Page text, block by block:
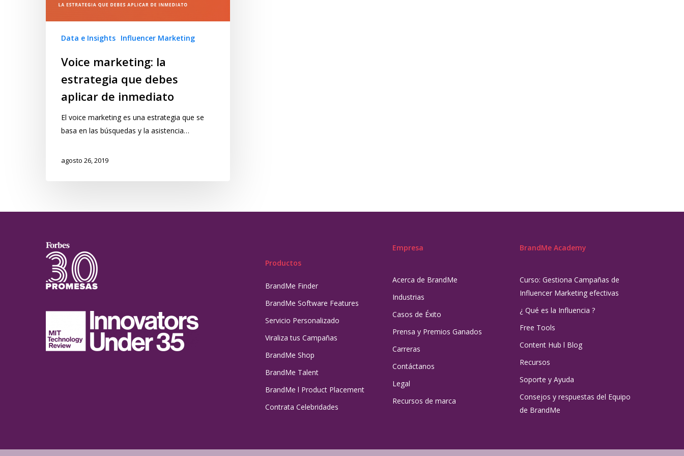
Data e Insights Influencer Marketing
Voice marketing: la
estrategia que debes
aplicar de inmediato
El voice marketing es una estrategia que se
basa en las búsquedas y la asistencia…
agosto 26, 2019
Productos
BrandMe Finder
BrandMe Software Features
Servicio Personalizado
Viraliza tus Campañas
BrandMe Shop
BrandMe Talent
BrandMe l Product Placement
Contrata Celebridades
Empresa
Acerca de BrandMe
Industrias
Casos de Éxito
Prensa y Premios Ganados
Carreras
Contáctanos
Legal
Recursos de marca
BrandMe Academy
Curso: Gestiona Campañas de
Influencer Marketing efectivas
¿ Qué es la Influencia ?
Free Tools
Content Hub l Blog
Recursos
Soporte y Ayuda
Consejos y respuestas del Equipo
de BrandMe